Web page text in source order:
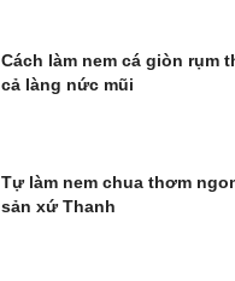
Cách làm nem cá giòn rụm
cả làng nức mũi
Tự làm nem chua thơm
sản xứ Thanh